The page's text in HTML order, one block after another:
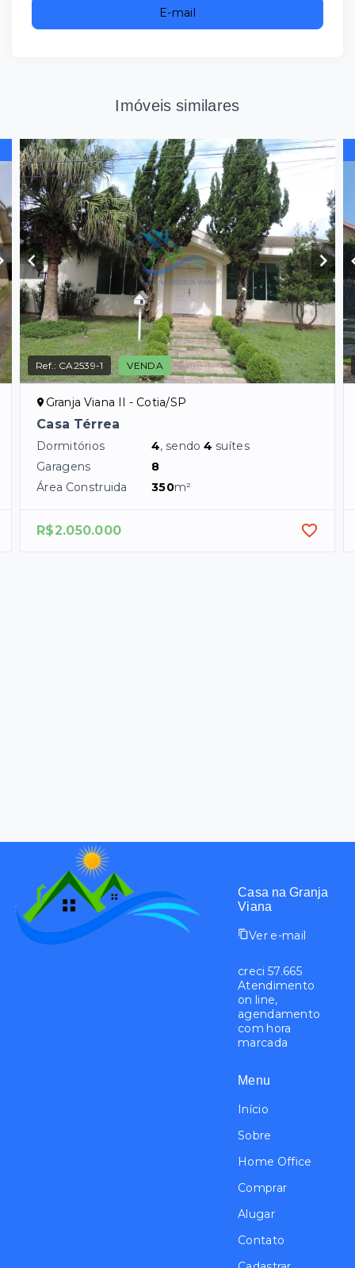
E-mail
Imóveis similares
Ref.: CA2539-1 VENDA
Granja Viana II - Cotia/SP
Casa Térrea
Dormitórios 4, sendo4 suítes
Garagens
8
Área Construida
350m²
R$2.050.000
Casa na Granja
Viana
Ver e-mail
creci 57.665
Atendimento
on line,
agendamento
com hora
marcada
Menu
Início
Sobre
Home Office
Comprar
Alugar
Contato